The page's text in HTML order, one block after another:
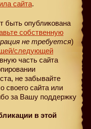
сайта.
быть опубликована
собственную
не требуется)
/следующей
часть сайта
не забывайте
своего сайта или
за Вашу поддержку
в этой